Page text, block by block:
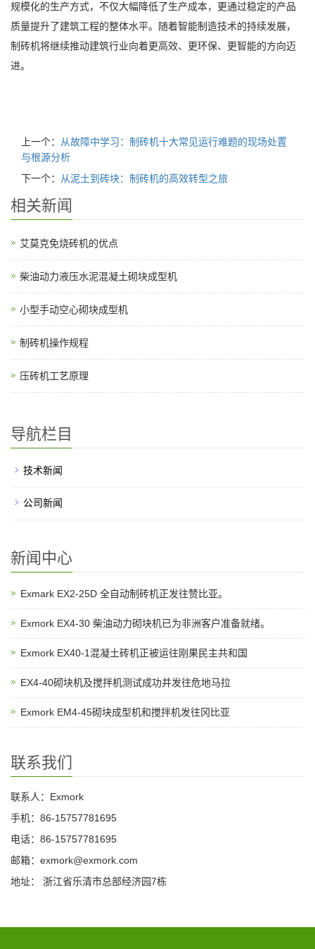
规模化的生产方式，不仅大幅降低了生产成本，更通过稳定的产品
质量提升了建筑工程的整体水平。随着智能制造技术的持续发展，
制砖机将继续推动建筑行业向着更高效、更环保、更智能的方向迈
进。
上一个：
从故障中学习：制砖机十大常见运行难题的现场处置
与根源分析
下一个：
从泥土到砖块：制砖机的高效转型之旅
相关新闻
艾莫克免烧砖机的优点
柴油动力液压水泥混凝土砌块成型机
小型手动空心砌块成型机
制砖机操作规程
压砖机工艺原理
导航栏目
技术新闻
公司新闻
新闻中心
Exmark EX2-25D 全自动制砖机正发往赞比亚。
Exmork EX4-30 柴油动力砌块机已为非洲客户准备就绪。
Exmork EX40-1混凝土砖机正被运往刚果民主共和国
EX4-40砌块机及搅拌机测试成功并发往危地马拉
Exmork EM4-45砌块成型机和搅拌机发往冈比亚
联系我们
联系人：Exmork
手机：86-15757781695
电话：86-15757781695
邮箱：exmork@exmork.com
地址： 浙江省乐清市总部经济园7栋